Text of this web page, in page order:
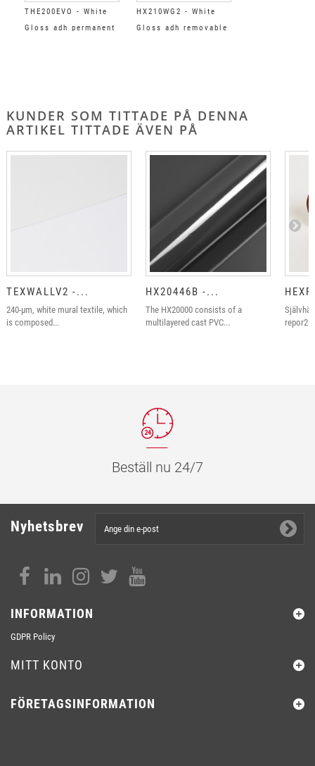
THE200EVO - White
Gloss adh permanent
HX210WG2 - White
Gloss adh removable
KUNDER SOM TITTADE PÅ DENNA
ARTIKEL TITTADE ÄVEN PÅ
TEXWALLV2 -...
240-µm, white mural textile, which
is composed...
HX20446B -...
The HX20000 consists of a
multilayered cast PVC...
Beställ nu 24/7
Nyhetsbrev
INFORMATION
GDPR Policy
MITT KONTO
FÖRETAGSINFORMATION